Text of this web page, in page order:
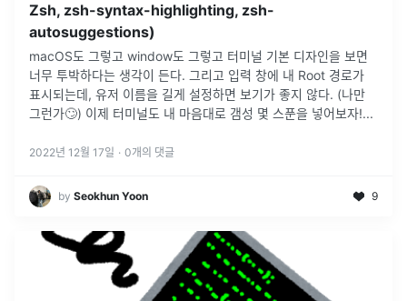
Zsh, zsh-syntax-highlighting, zsh-
autosuggestions)
macOS도 그렇고 window도 그렇고 터미널 기본 디자인을 보면
너무 투박하다는 생각이 든다. 그리고 입력 창에 내 Root 경로가
표시되는데, 유저 이름을 길게 설정하면 보기가 좋지 않다. (나만
그런가🙄) 이제 터미널도 내 마음대로 갬성 몇 스푼을 넣어보자!...
2022년 12월 17일 · 0개의 댓글
by Seokhun Yoon 9